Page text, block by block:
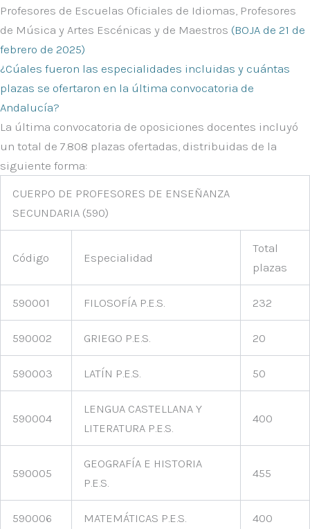
Profesores de Escuelas Oficiales de Idiomas, Profesores
de Música y Artes Escénicas y de Maestros (BOJA de 21 de
febrero de 2025)
¿Cúales fueron las especialidades incluidas y cuántas
plazas se ofertaron en la última convocatoria de
Andalucía?
La última convocatoria de oposiciones docentes incluyó
un total de 7.808 plazas ofertadas , distribuidas de la
siguiente forma:
CUERPO DE PROFESORES DE ENSEÑANZA
SECUNDARIA (590)
Código Especialidad
Total
plazas
590001 FILOSOFÍA P.E.S. 232
590002 GRIEGO P.E.S. 20
590003 LATÍN P.E.S. 50
590004
LENGUA CASTELLANA Y
LITERATURA P.E.S.
400
590005
GEOGRAFÍA E HISTORIA
P.E.S.
455
590006 MATEMÁTICAS P.E.S. 400